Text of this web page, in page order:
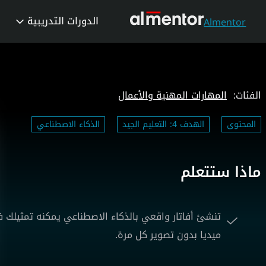
Almentor الدورات التدريبية
الفئات: المهارات المهنية والأعمال
المحتوى الهدف 4: التعليم الجيد الذكاء الاصطناعي
ماذا ستتعلم
تنشئ أفاتار واقعي بالذكاء الاصطناعي يمكنه
ميديا بدون تصوير كل مرة.